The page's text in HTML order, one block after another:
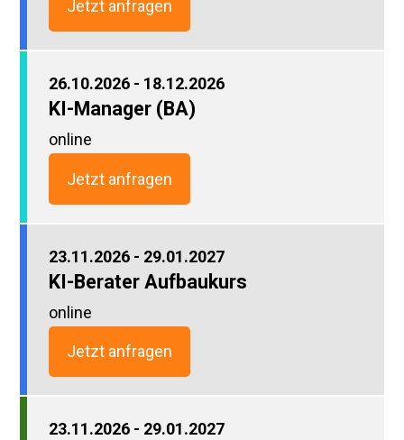
Jetzt anfragen
26.10.2026 - 18.12.2026
KI-Manager (BA)
online
Jetzt anfragen
23.11.2026 - 29.01.2027
KI-Berater Aufbaukurs
online
Jetzt anfragen
23.11.2026 - 29.01.2027